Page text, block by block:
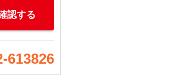
認する
613826